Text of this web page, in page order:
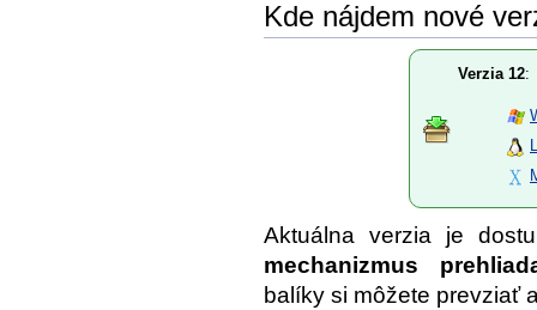
Kde nájdem nové
Verzia 12:
Aktuálna verzia je
mechanizmus
balíky si môžete prevziať